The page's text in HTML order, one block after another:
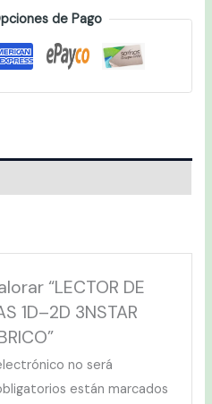
de Pago
“LECTOR DE
1D–2D 3NSTAR
no será
están marcados